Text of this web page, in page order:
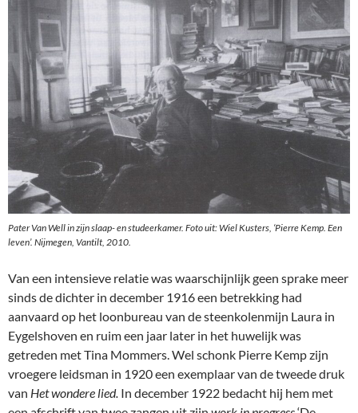
Pater Van Well in zijn slaap- en studeerkamer. Foto uit: Wiel Kusters, ‘Pierre Kemp. Een
leven’. Nijmegen, Vantilt, 2010.
Van een intensieve relatie was waarschijnlijk geen sprake meer
sinds de dichter in december 1916 een betrekking had
aanvaard op het loonbureau van de steenkolenmijn Laura in
Eygelshoven en ruim een jaar later in het huwelijk was
getreden met Tina Mommers. Wel schonk Pierre Kemp zijn
vroegere leidsman in 1920 een exemplaar van de tweede druk
van Het wondere lied. In december 1922 bedacht hij hem met